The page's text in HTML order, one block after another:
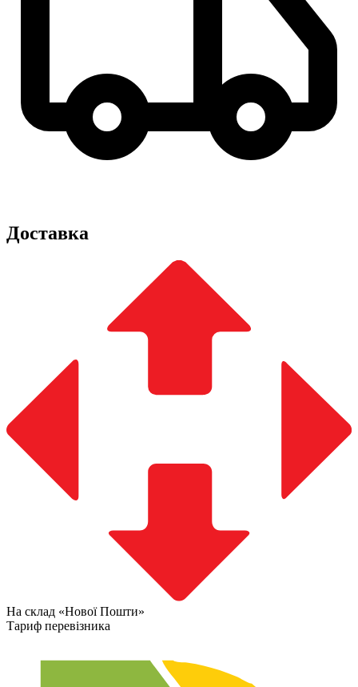
Доставка
На склад «Нової Пошти»
Тариф перевізника